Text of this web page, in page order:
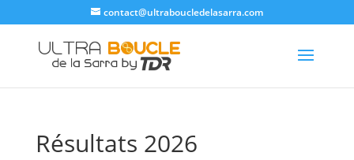
contact@ultraboucledelasarra.com
Résultats 2026